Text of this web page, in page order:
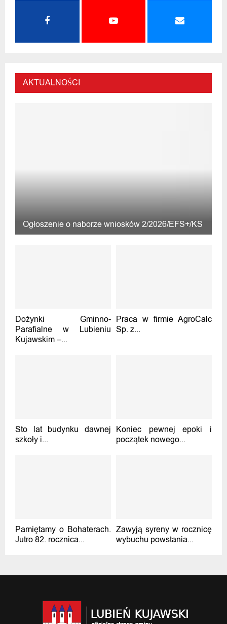
AKTUALNOŚCI
Ogłoszenie o naborze wniosków 2/2026/EFS+/KS
Dożynki Gminno-
Parafialne w Lubieniu
Kujawskim –...
Praca w firmie AgroCalc
Sp. z...
Sto lat budynku dawnej
szkoły i...
Koniec pewnej epoki i
początek nowego...
Pamiętamy o Bohaterach.
Jutro 82. rocznica...
Zawyją syreny w rocznicę
wybuchu powstania...